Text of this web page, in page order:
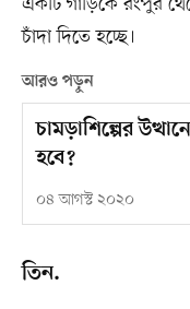
চাঁদা দিতে হচ্ছে।
আরও পড়ুন
চামড়াশিল্পের
হবে?
০৪ আগস্ট ২০২০
তিন.